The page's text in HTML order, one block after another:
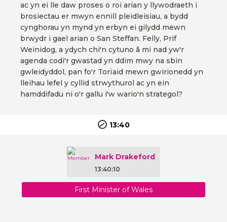
ac yn ei lle daw proses o roi arian y llywodraeth i
brosiectau er mwyn ennill pleidleisiau, a bydd
cynghorau yn mynd yn erbyn ei gilydd mewn
brwydr i gael arian o San Steffan. Felly, Prif
Weinidog, a ydych chi'n cytuno â mi nad yw'r
agenda codi'r gwastad yn ddim mwy na sbin
gwleidyddol, pan fo'r Torïaid mewn gwirionedd yn
lleihau lefel y cyllid strwythurol ac yn ein
hamddifadu ni o'r gallu i'w wario'n strategol?
13:40
Mark Drakeford
13:40:10
First Minister of Wales